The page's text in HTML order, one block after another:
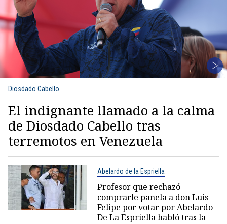
Diosdado Cabello
El indignante llamado a la calma
de Diosdado Cabello tras
terremotos en Venezuela
Abelardo de la Espriella
Profesor que rechazó
comprarle panela a don Luis
Felipe por votar por Abelardo
De La Espriella habló tras la